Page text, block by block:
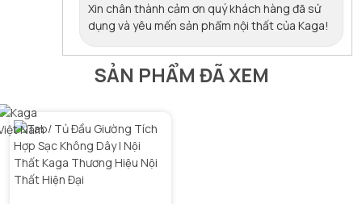
Xin chân thành cảm ơn quý khách hàng đã sử
dụng và yêu mến sản phẩm nội thất của Kaga!
SẢN PHẨM ĐÃ XEM